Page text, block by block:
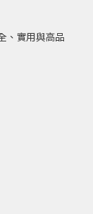
、實用與高品